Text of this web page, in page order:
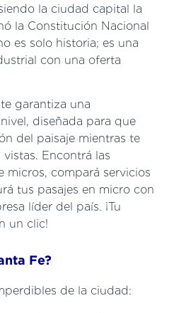
la ciudad capital la
la Constitución Nacional
es solo historia; es una
con una oferta
garantiza una
diseñada para que
del paisaje mientras te
vistas. Encontrá las
micros, compará servicios
tus pasajes en micro con
líder del país. ¡Tu
un clic!
Fe?
de la ciudad: